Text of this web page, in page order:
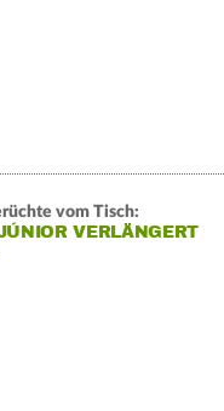
vom Tisch:
VERLÄNGERT